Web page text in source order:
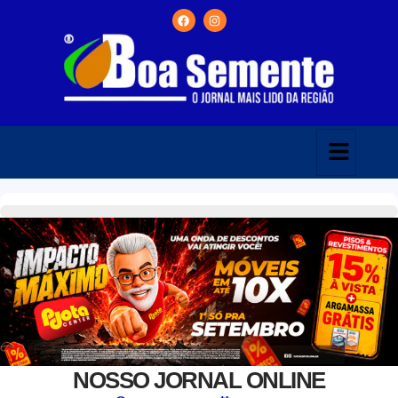
NOSSO JORNAL ONLINE